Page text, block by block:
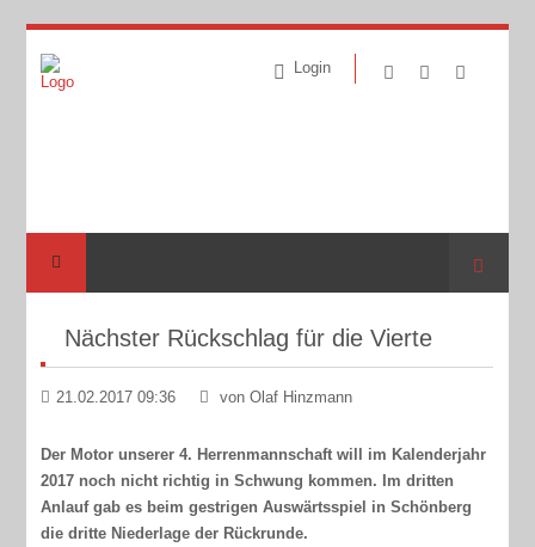
Login
Suche
Nächster Rückschlag für die Vierte
21.02.2017 09:36 von Olaf Hinzmann
Der Motor unserer 4. Herrenmannschaft will im Kalenderjahr
2017 noch nicht richtig in Schwung kommen. Im dritten
Anlauf gab es beim gestrigen Auswärtsspiel in Schönberg
die dritte Niederlage der Rückrunde.